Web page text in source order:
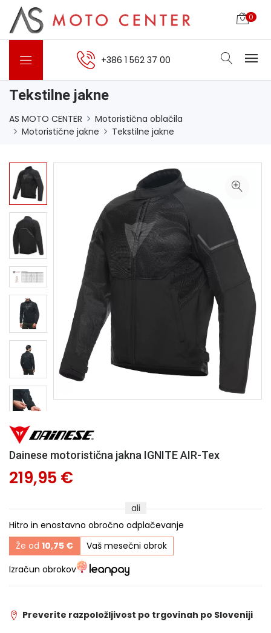
0
+386 1 562 37 00
Tekstilne jakne
AS MOTO CENTER
Motoristična oblačila
Motoristične jakne
Tekstilne jakne
Dainese motoristična jakna IGNITE AIR-Tex
219,95 €
ali
Hitro in enostavno obročno odplačevanje
Že od 10,75 €
Vaš mesečni obrok
Izračun obrokov
Preverite razpoložljivost po trgovinah po Sloveniji